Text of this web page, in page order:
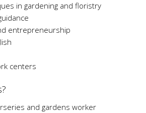
in gardening and floristry
entrepreneurship
centers
and gardens worker